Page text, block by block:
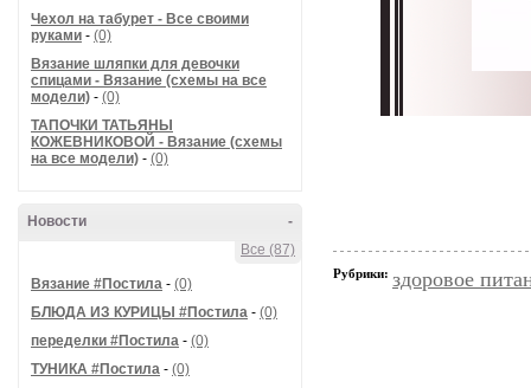
Чехол на табурет - Все своими
руками - (0)
Вязание шляпки для девочки
спицами - Вязание (схемы на все
модели) - (0)
ТАПОЧКИ ТАТЬЯНЫ
КОЖЕВНИКОВОЙ - Вязание (схемы
на все модели) - (0)
-
Новости
Все (87)
Вязание #Постила - (0)
БЛЮДА ИЗ КУРИЦЫ #Постила - (0)
переделки #Постила - (0)
ТУНИКА #Постила - (0)
Рубрики: здоровое